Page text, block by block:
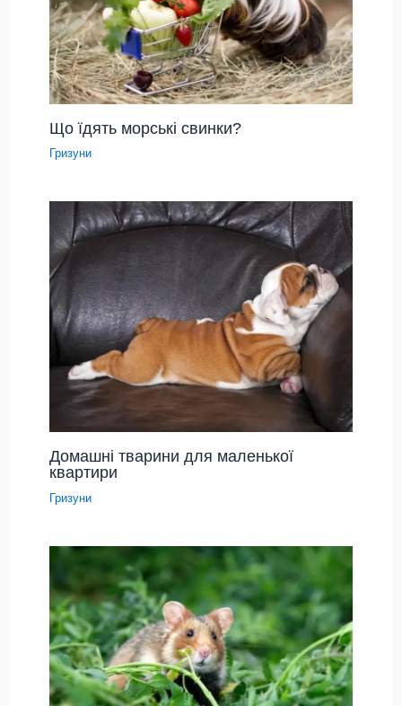
Що їдять морські свинки?
Гризуни
Домашні тварини для маленької
квартири
Гризуни